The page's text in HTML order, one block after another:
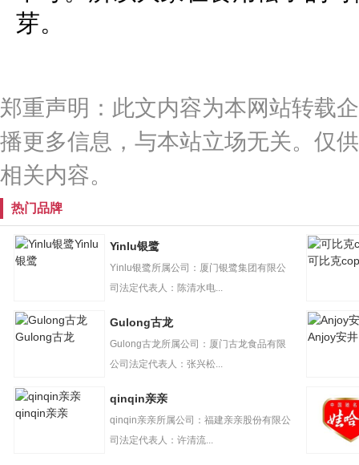
芽。
郑重声明：此文内容为本网站转载
播更多信息，与本站立场无关。仅
相关内容。
热门品牌
Yinlu
银鹭
Yinlu银鹭
Yinlu银鹭所属公司：厦门银鹭集团有限公
司法定代表人：陈清水电...
可比克
Gulong古龙
Gulong古龙
Gulong古龙所属公司：厦门古龙食品有限
公司法定代表人：张兴松...
Anjoy安井
qinqin亲亲
qinqin亲亲
qinqin亲亲所属公司：福建亲亲股份有限公
司法定代表人：许清流...